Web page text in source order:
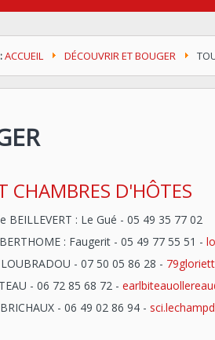
ACCUEIL DÉCOUVRIR ET BOUGER
CHAMBRES D'HÔTES
BEILLEVERT : Le Gué - 05 49 35 77 02
: Faugerit - 05 49 77 55 51 -
- 07 50 05 86 28 - 7
- 06 72 85 68 72 -
- 06 49 02 86 94 -